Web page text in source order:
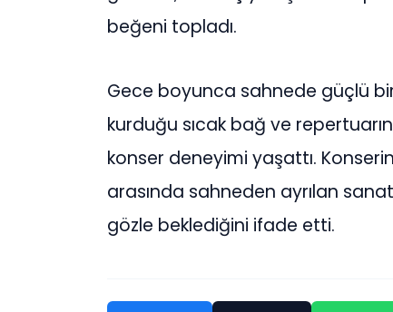
beğeni topladı.
Gece boyunca sahnede güçlü
kurduğu sıcak bağ ve
konser deneyimi yaşattı.
arasında sahneden ayrılan
gözle beklediğini ifade etti.